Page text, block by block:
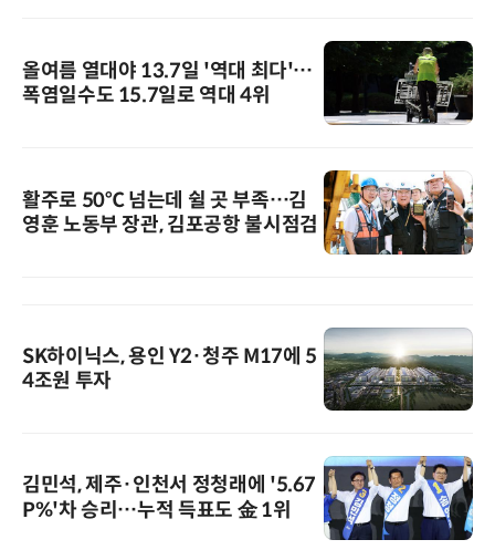
올여름 열대야 13.7일 '역대 최다'…
폭염일수도 15.7일로 역대 4위
활주로 50℃ 넘는데 쉴 곳 부족…김
영훈 노동부 장관, 김포공항 불시점검
SK하이닉스, 용인 Y2·청주 M17에 5
4조원 투자
김민석, 제주·인천서 정청래에 '5.67
P%'차 승리…누적 득표도 金 1위